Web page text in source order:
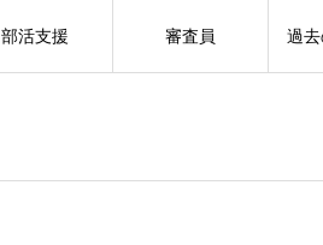
部活支援 審査員 過